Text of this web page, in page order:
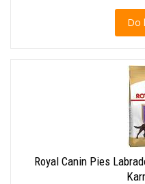
Do
Royal Canin Pies